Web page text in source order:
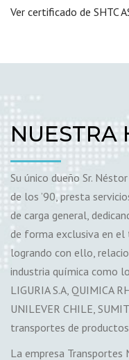
Ver certificado de SHTC
NUESTRA
Su único dueño Sr.
de los ’90, presta
de carga general,
de forma exclusiva en el
logrando con ello,
industria química como lo
LIGURIA S.A, QUIMICA
UNILEVER CHILE,
transportes de
La empresa